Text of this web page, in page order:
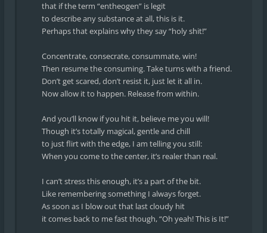
that if the term “entheogen” is legit
to describe any substance at all, this is it.
Perhaps that explains why they say “holy shit!”
Concentrate, consecrate, consummate, win!
Then resume the consuming. Take turns with a friend.
Don’t get scared, don’t resist it, just let it all in.
Now allow it to happen. Release from within.
And you’ll know if you hit it, believe me you will!
Though it’s totally magical, gentle and chill
to just flirt with the edge, I am telling you still:
When you come to the center, it’s realer than real.
I can’t stress this enough, it’s a part of the bit.
Like remembering something I always forget.
As soon as I blow out that last cloudy hit
it comes back to me fast though, “Oh yeah! This is It!”